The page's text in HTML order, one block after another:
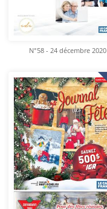
N°58 - 24 décembre 2020